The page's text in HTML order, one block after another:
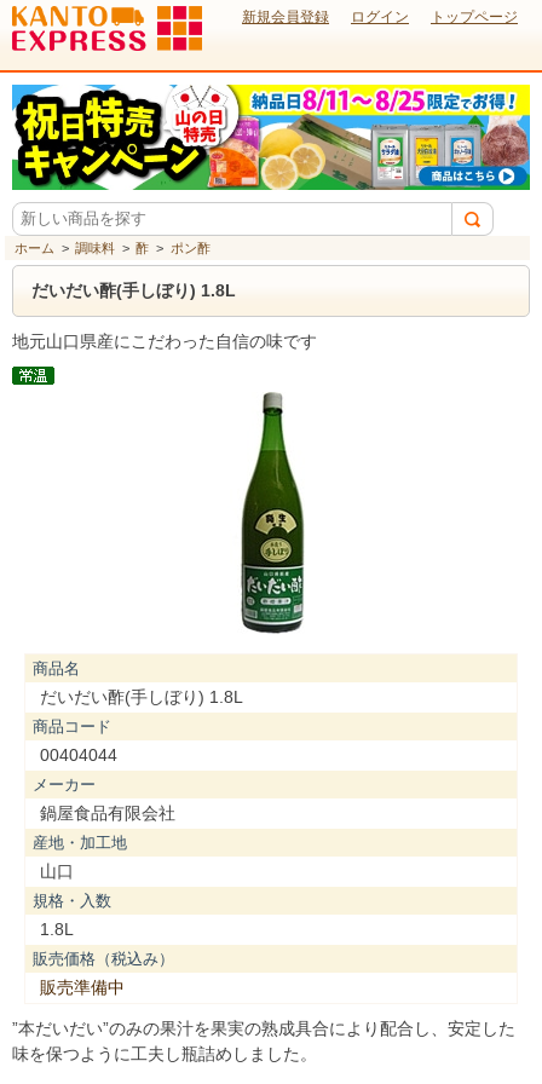
新規会員登録 ログイン トップページ
ホーム > 調味料 > 酢 > ポン酢
だいだい酢(手しぼり) 1.8L
地元山口県産にこだわった自信の味です
商品名
だいだい酢(手しぼり) 1.8L
商品コード
00404044
メーカー
鍋屋食品有限会社
産地・加工地
山口
規格・入数
1.8L
販売価格（税込み）
販売準備中
”本だいだい”のみの果汁を果実の熟成具合により配合し、安定した
味を保つように工夫し瓶詰めしました。